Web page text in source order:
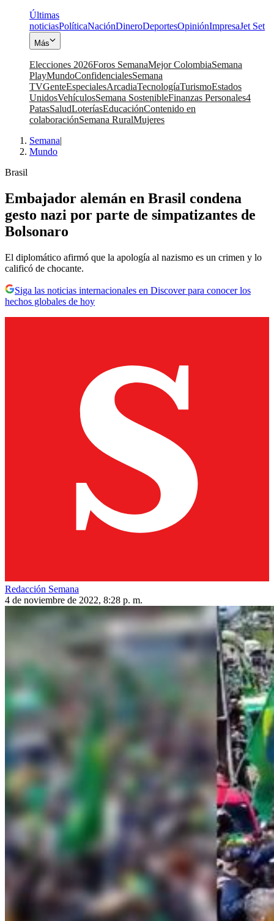
Últimas
noticiasPolíticaNaciónDineroDeportesOpiniónImpresaJet Set
Más
Elecciones 2026Foros SemanaMejor ColombiaSemana
PlayMundoConfidencialesSemana
TVGenteEspecialesArcadiaTecnologíaTurismoEstados
UnidosVehículosSemana SostenibleFinanzas Personales4
PatasSaludLoteríasEducaciónContenido en
colaboraciónSemana RuralMujeres
Semana|
Mundo
Brasil
Embajador alemán en Brasil condena
gesto nazi por parte de simpatizantes de
Bolsonaro
El diplomático afirmó que la apología al nazismo es un crimen y lo
calificó de chocante.
Siga las noticias internacionales en Discover para conocer los
hechos globales de hoy
Redacción Semana
4 de noviembre de 2022, 8:28 p. m.